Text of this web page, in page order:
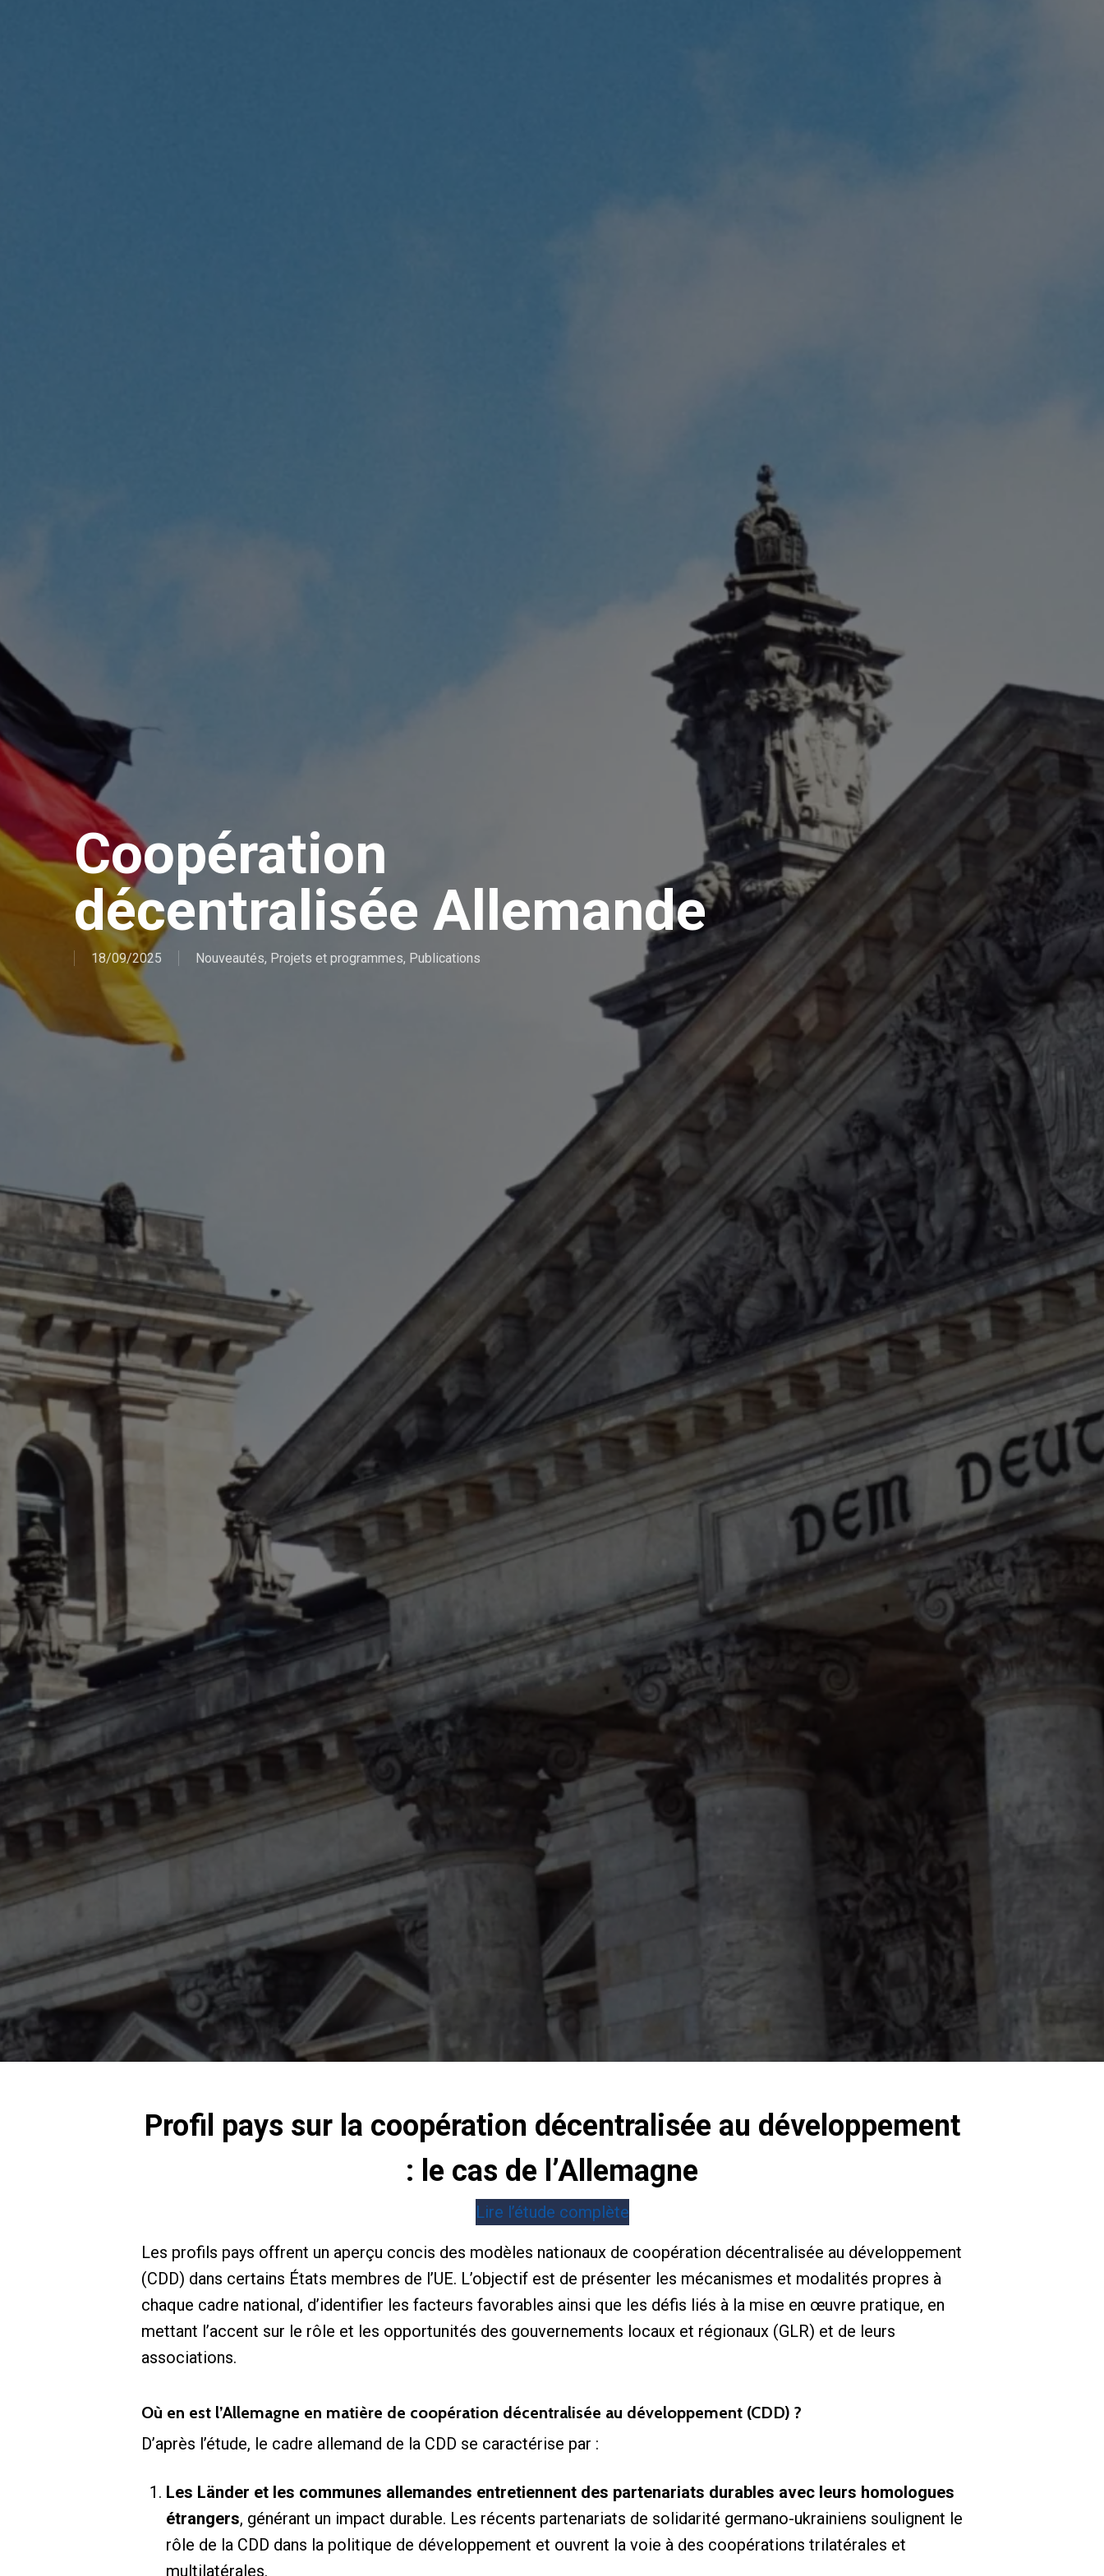
Coopération
décentralisée Allemande
18/09/2025 Nouveautés, Projets et programmes, Publications
Profil pays sur la coopération décentralisée au développement
: le cas de l’Allemagne
Lire l’étude complète
Les profils pays offrent un aperçu concis des modèles nationaux de coopération décentralisée au développement
(CDD) dans certains États membres de l’UE. L’objectif est de présenter les mécanismes et modalités propres à
chaque cadre national, d’identifier les facteurs favorables ainsi que les défis liés à la mise en œuvre pratique, en
mettant l’accent sur le rôle et les opportunités des gouvernements locaux et régionaux (GLR) et de leurs
associations.
Où en est l’Allemagne en matière de coopération décentralisée au développement (CDD) ?
D’après l’étude, le cadre allemand de la CDD se caractérise par :
Les Länder et les communes allemandes entretiennent des partenariats durables avec leurs homologues
étrangers, générant un impact durable. Les récents partenariats de solidarité germano-ukrainiens soulignent le
rôle de la CDD dans la politique de développement et ouvrent la voie à des coopérations trilatérales et
multilatérales.